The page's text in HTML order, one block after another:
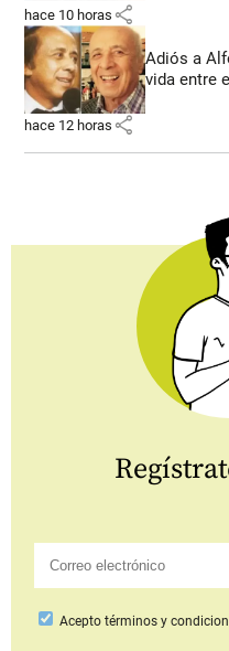
hace 10 horas share
Adiós a
vida entre
hace 12 horas share
Aceptotérminos y